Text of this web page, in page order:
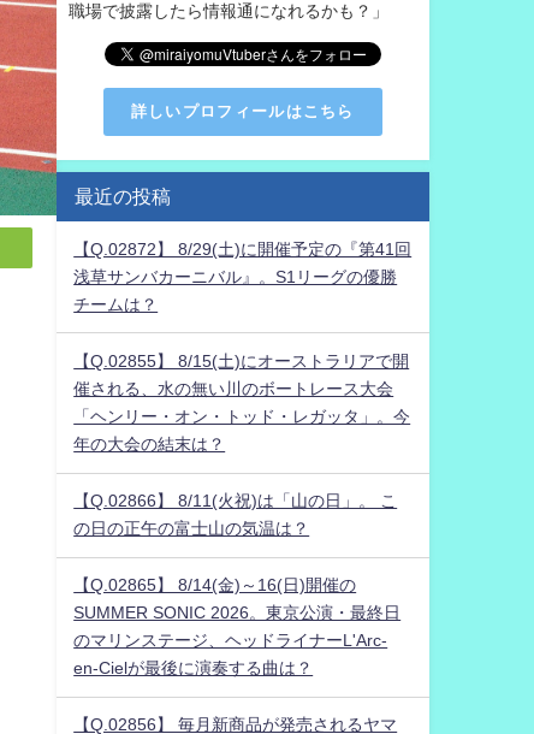
職場で披露したら情報通になれるかも？」
詳しいプロフィールはこちら
最近の投稿
【Q.02872】 8/29(土)に開催予定の『第41回
浅草サンバカーニバル』。S1リーグの優勝
チームは？
【Q.02855】 8/15(土)にオーストラリアで開
催される、水の無い川のボートレース大会
「ヘンリー・オン・トッド・レガッタ」。今
年の大会の結末は？
【Q.02866】 8/11(火祝)は「山の日」。 こ
の日の正午の富士山の気温は？
【Q.02865】 8/14(金)～16(日)開催の
SUMMER SONIC 2026。東京公演・最終日
のマリンステージ、ヘッドライナーL'Arc-
en-Cielが最後に演奏する曲は？
【Q.02856】 毎月新商品が発売されるヤマ